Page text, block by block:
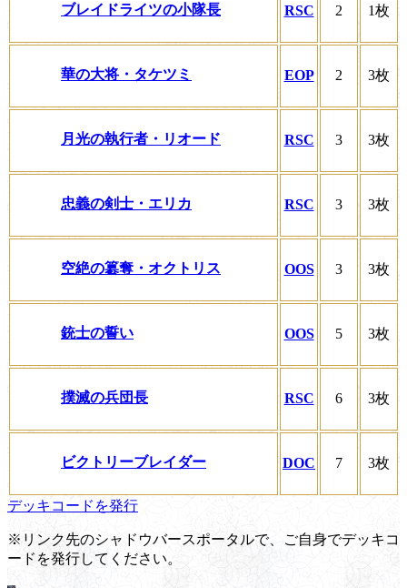
ブレイドライツの小隊長 RSC 2 1枚
華の大将・タケツミ EOP 2 3枚
月光の執行者・リオード RSC 3 3枚
忠義の剣士・エリカ RSC 3 3枚
空絶の簒奪・オクトリス OOS 3 3枚
銃士の誓い OOS 5 3枚
撲滅の兵団長 RSC 6 3枚
ビクトリーブレイダー DOC 7 3枚
デッキコードを発行
※リンク先のシャドウバースポータルで、ご自身でデッキコ
ードを発行してください。